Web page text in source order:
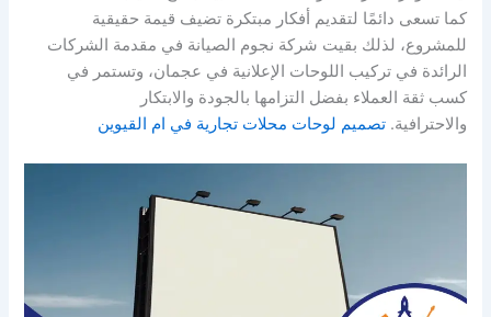
كما تسعى دائمًا لتقديم أفكار مبتكرة تضيف قيمة حقيقية
للمشروع، لذلك بقيت شركة نجوم الصيانة في مقدمة الشركات
الرائدة في تركيب اللوحات الإعلانية في عجمان، وتستمر في
كسب ثقة العملاء بفضل التزامها بالجودة والابتكار
والاحترافية.تصميم لوحات محلات تجارية في ام القيوين